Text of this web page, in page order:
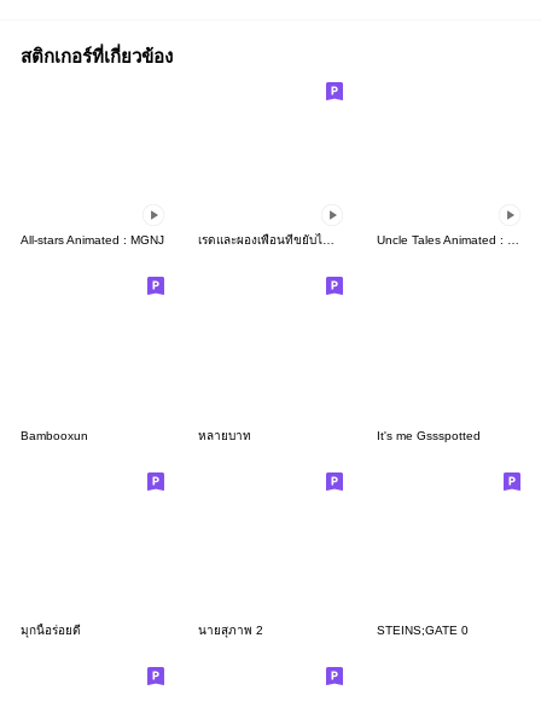
สติกเกอร์ที่เกี่ยวข้อง
All-stars Animated : MGNJ เรดและผองเพื่อนที่ขยับได้ ภาค 2 Uncle Tales Animated : Shinjiboii
Bambooxun หลายบาท It's me Gssspotted
มุกนี้อร่อยดี นายสุภาพ 2 STEINS;GATE 0